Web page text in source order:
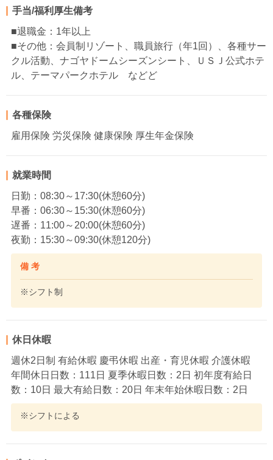
手当/福利厚生備考
■退職金：1年以上
■その他：会員制リゾート、職員旅行（年1回）、各種サー
クル活動、ナゴヤドームシーズンシート、ＵＳＪ公式ホテ
ル、テーマパークホテル などど
各種保険
雇用保険 労災保険 健康保険 厚生年金保険
就業時間
日勤：08:30～17:30(休憩60分)
早番：06:30～15:30(休憩60分)
遅番：11:00～20:00(休憩60分)
夜勤：15:30～09:30(休憩120分)
備 考
※シフト制
休日休暇
週休2日制 有給休暇 慶弔休暇 出産・育児休暇 介護休暇
年間休日日数：111日 夏季休暇日数：2日 初年度有給日
数：10日 最大有給日数：20日 年末年始休暇日数：2日
※シフトによる